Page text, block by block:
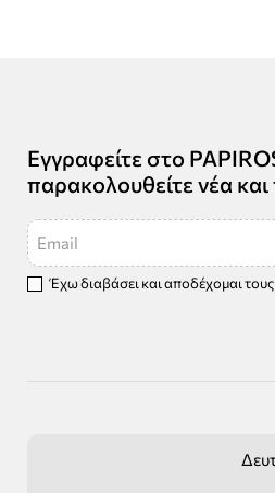
Εγγραφείτε στο
παρακολουθείτε νέα
Email
Έχω διαβάσει και αποδέχομαι τους